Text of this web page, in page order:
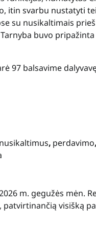
itin svarbu nustatyti
su nusikaltimais
buvo
97 balsavime
nusikaltimus, perdavimo,
m. gegužės mėn.
patvirtinančią visišką